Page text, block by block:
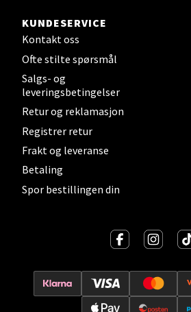
KUNDESERVICE
Kontakt oss
Ofte stilte spørsmål
Salgs- og
leveringsbetingelser
Retur og reklamasjon
Registrer retur
Frakt og leveranse
Betaling
Spor bestillingen din
Bergen - Horisont
Myrdalsvegen 2, 5130 Nyborg
Åpent i dag 10-21
Sandefjord - Hvaltorvet
Åpent i dag 10-20